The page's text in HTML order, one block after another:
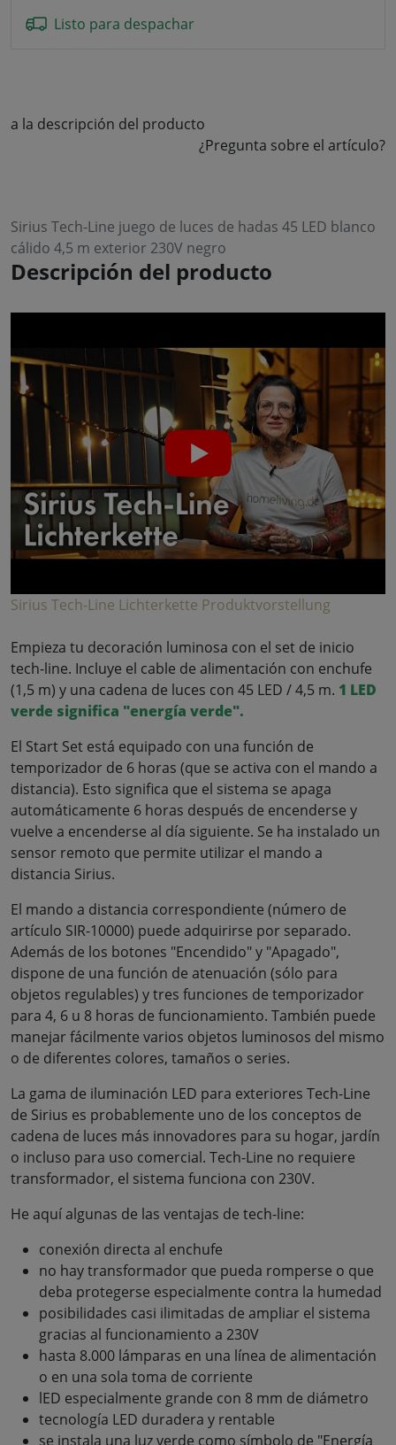
Listo para despachar
a la descripción del producto
¿Pregunta sobre el artículo?
Sirius Tech-Line juego de luces de hadas 45 LED blanco
cálido 4,5 m exterior 230V negro
Descripción del producto
Sirius Tech-Line Lichterkette Produktvorstellung
Empieza tu decoración luminosa con el set de inicio
tech-line. Incluye el cable de alimentación con enchufe
(1,5 m) y una cadena de luces con 45 LED / 4,5 m. 1 LED
verde significa "energía verde".
El Start Set está equipado con una función de
temporizador de 6 horas (que se activa con el mando a
distancia). Esto significa que el sistema se apaga
automáticamente 6 horas después de encenderse y
vuelve a encenderse al día siguiente. Se ha instalado un
sensor remoto que permite utilizar el mando a
distancia Sirius.
El mando a distancia correspondiente (número de
artículo SIR-10000) puede adquirirse por separado.
Además de los botones "Encendido" y "Apagado",
dispone de una función de atenuación (sólo para
objetos regulables) y tres funciones de temporizador
para 4, 6 u 8 horas de funcionamiento. También puede
manejar fácilmente varios objetos luminosos del mismo
o de diferentes colores, tamaños o series.
La gama de iluminación LED para exteriores Tech-Line
de Sirius es probablemente uno de los conceptos de
cadena de luces más innovadores para su hogar, jardín
o incluso para uso comercial. Tech-Line no requiere
transformador, el sistema funciona con 230V.
He aquí algunas de las ventajas de tech-line:
conexión directa al enchufe
no hay transformador que pueda romperse o que
deba protegerse especialmente contra la humedad
posibilidades casi ilimitadas de ampliar el sistema
gracias al funcionamiento a 230V
hasta 8.000 lámparas en una línea de alimentación
o en una sola toma de corriente
lED especialmente grande con 8 mm de diámetro
tecnología LED duradera y rentable
se instala una luz verde como símbolo de "Energía